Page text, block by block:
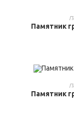
Памятник
Памятник